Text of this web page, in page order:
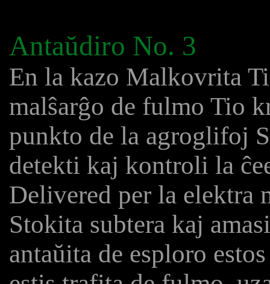
Antaŭdiro No. 3
En la kazo Malkovrita
malŝarĝo de fulmo Tio
punkto de la agroglifoj
detekti kaj kontroli la
Delivered per la elektra
Stokita subtera kaj
antaŭita de esploro